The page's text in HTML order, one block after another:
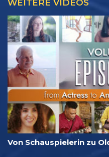
WEITERE VIDEOS
Von Schauspielerin zu